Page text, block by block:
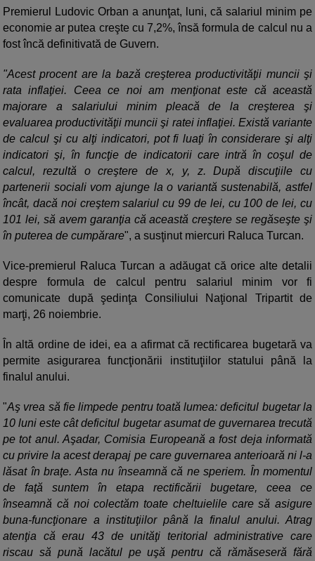
Premierul Ludovic Orban a anunţat, luni, că salariul minim pe
economie ar putea creşte cu 7,2%, însă formula de calcul nu a
fost încă definitivată de Guvern.
"Acest procent are la bază creşterea productivităţii muncii şi
rata inflaţiei. Ceea ce noi am menţionat este că această
majorare a salariului minim pleacă de la creşterea şi
evaluarea productivităţii muncii şi ratei inflaţiei. Există variante
de calcul şi cu alţi indicatori, pot fi luaţi în considerare şi alţi
indicatori şi, în funcţie de indicatorii care intră în coşul de
calcul, rezultă o creştere de x, y, z. După discuţiile cu
partenerii sociali vom ajunge la o variantă sustenabilă, astfel
încât, dacă noi creştem salariul cu 99 de lei, cu 100 de lei, cu
101 lei, să avem garanţia că această creştere se regăseşte şi
în puterea de cumpărare", a susţinut miercuri Raluca Turcan.
Vice-premierul Raluca Turcan a adăugat că orice alte detalii
despre formula de calcul pentru salariul minim vor fi
comunicate după şedinţa Consiliului Naţional Tripartit de
marţi, 26 noiembrie.
În altă ordine de idei, ea a afirmat că rectificarea bugetară va
permite asigurarea funcţionării instituţiilor statului până la
finalul anului.
"Aş vrea să fie limpede pentru toată lumea: deficitul bugetar la
10 luni este cât deficitul bugetar asumat de guvernarea trecută
pe tot anul. Aşadar, Comisia Europeană a fost deja informată
cu privire la acest derapaj pe care guvernarea anterioară ni l-a
lăsat în braţe. Asta nu înseamnă că ne speriem. În momentul
de faţă suntem în etapa rectificării bugetare, ceea ce
înseamnă că noi colectăm toate cheltuielile care să asigure
buna-funcţionare a instituţiilor până la finalul anului. Atrag
atenţia că erau 43 de unităţi teritorial administrative care
riscau să pună lacătul pe uşă pentru că rămăseseră fără